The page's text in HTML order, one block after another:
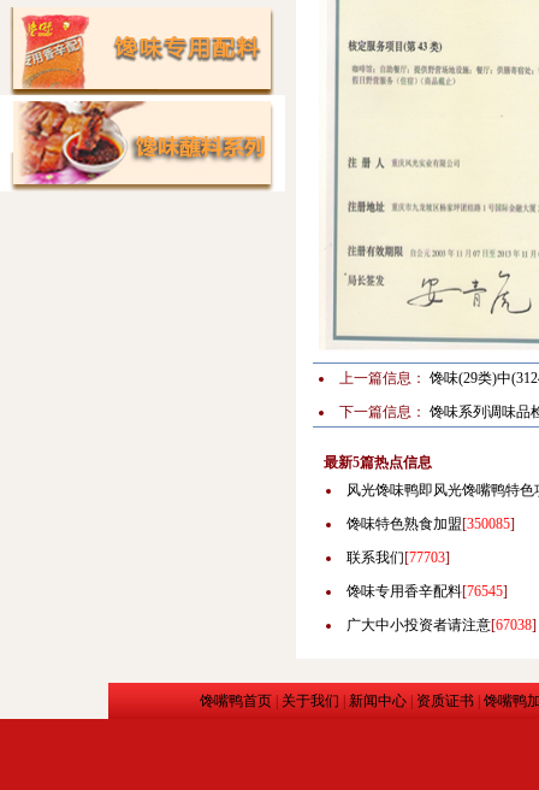
上一篇信息： 馋味(29类)中
下一篇信息： 馋味系列调味品
最新5篇热点信息
风光馋味鸭即风光馋嘴鸭特
馋味特色熟食加盟[350085]
联系我们[77703]
馋味专用香辛配料[76545]
广大中小投资者请注意[67038]
馋嘴鸭首页| 关于我们 新闻中心| 资质证书| 馋嘴鸭